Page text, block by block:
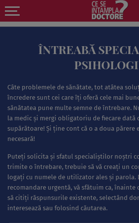
ÎNTREABĂ
Câte problemele de sănătate, tot atâtea
încredere sunt cei care îţi oferă cele mai
sănătatea pune multe semne de întrebare.
la medic şi mergi obligatoriu de fiecare dată
supărătoare! Şi ţine cont că o a doua părere
necesară!
Puteţi solicita şi sfatul specialiştilor noştri
trimite o întrebare, trebuie să vă creaţi un
logaţi cu numele de utilizator ales şi parola.
recomandare urgentă, vă sfătuim ca, înainte
să citiţi răspunsurile existente, selectând
interesează sau folosind căutarea.